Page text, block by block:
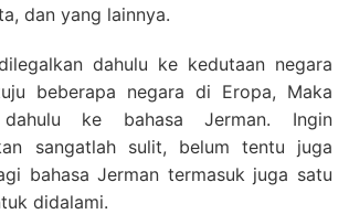
dan yang lainnya.
dahulu ke kedutaan negara
beberapa negara di Eropa, Maka
ke bahasa Jerman. Ingin
sangatlah sulit, belum tentu juga
bahasa Jerman termasuk juga satu
didalami.